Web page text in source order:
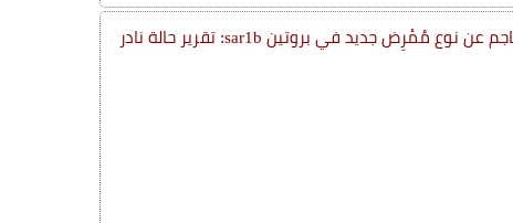
مرض احتباس الكيلومكرون الناجم عن نوع مُمْرِض جديد في بروتين sar1b: تقرير حالة نادر